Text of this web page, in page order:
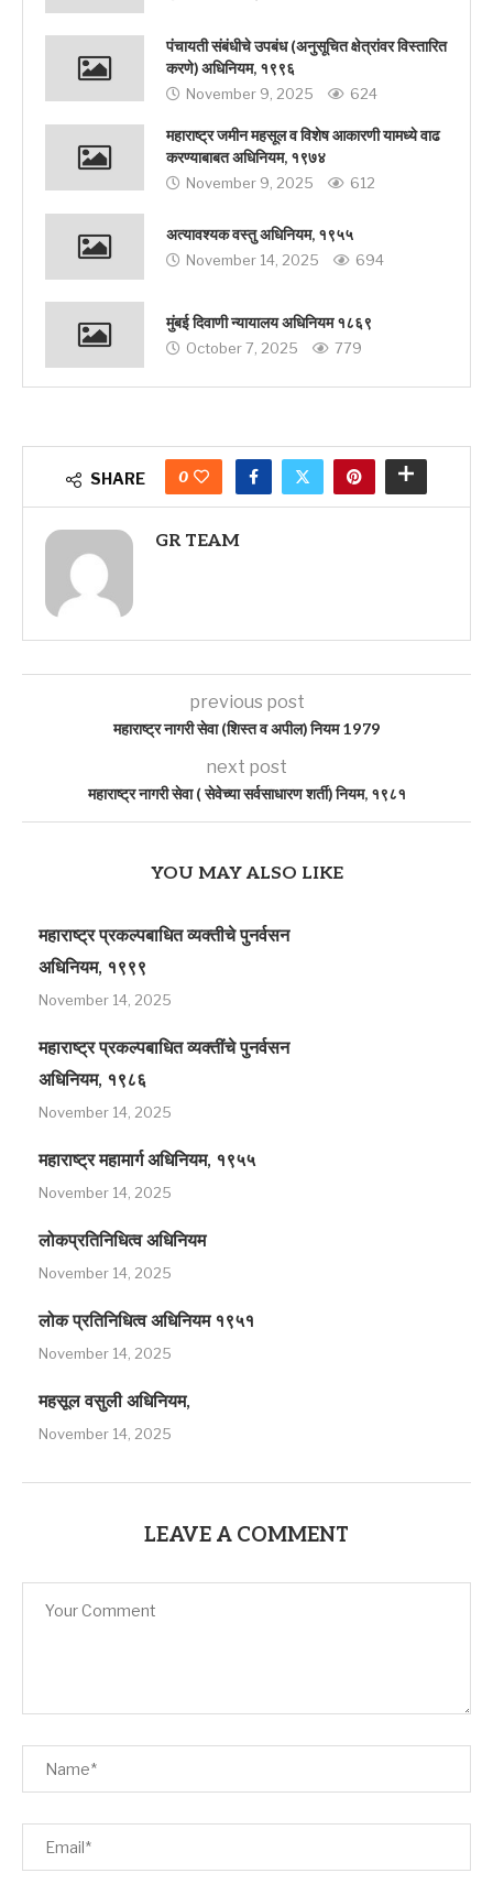
पंचायती संबंधीचे उपबंध (अनुसूचित क्षेत्रांवर विस्तारित
करणे) अधिनियम, १९९६
November 9, 2025 624
महाराष्ट्र जमीन महसूल व विशेष आकारणी यामध्ये वाढ
करण्याबाबत अधिनियम, १९७४
November 9, 2025 612
अत्यावश्यक वस्तु अधिनियम, १९५५
November 14, 2025 694
मुंबई दिवाणी न्यायालय अधिनियम १८६९
October 7, 2025 779
SHARE 0
GR TEAM
previous post
महाराष्ट्र नागरी सेवा (शिस्त व अपील) नियम 1979
next post
महाराष्ट्र नागरी सेवा ( सेवेच्या सर्वसाधारण शर्ती) नियम, १९८१
YOU MAY ALSO LIKE
महाराष्ट्र प्रकल्पबाधित व्यक्तीचे पुनर्वसन
अधिनियम, १९९९
November 14, 2025
महाराष्ट्र प्रकल्पबाधित व्यक्तींचे पुनर्वसन
अधिनियम, १९८६
November 14, 2025
महाराष्ट्र महामार्ग अधिनियम, १९५५
November 14, 2025
लोकप्रतिनिधित्व अधिनियम
November 14, 2025
लोक प्रतिनिधित्व अधिनियम १९५१
November 14, 2025
महसूल वसुली अधिनियम,
November 14, 2025
LEAVE A COMMENT